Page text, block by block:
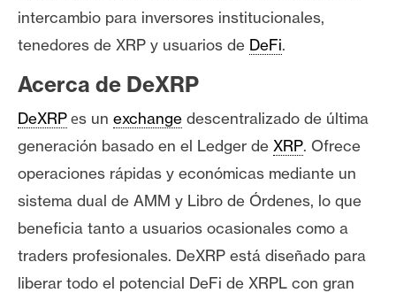
intercambio para inversores institucionales,
tenedores de XRP y usuarios de DeFi.
Acerca de DeXRP
DeXRPes un exchange descentralizado de última
generación basado en el Ledger de XRP. Ofrece
operaciones rápidas y económicas mediante un
sistema dual de AMM y Libro de Órdenes, lo que
beneficia tanto a usuarios ocasionales como a
traders profesionales. DeXRP está diseñado para
liberar todo el potencial DeFi de XRPL con gran